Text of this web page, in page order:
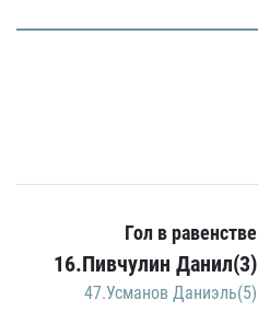
Гол в равенстве
16.Пивчулин Данил(3)
47.Усманов Даниэль(5)